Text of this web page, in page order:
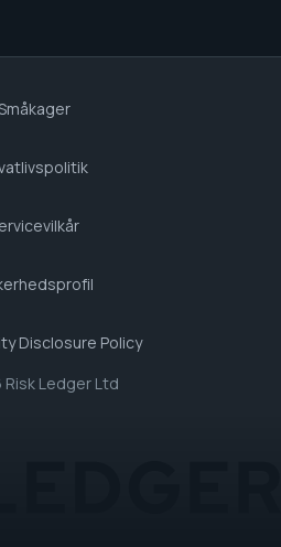
Risk Ledger Ltd
Disclosure Policy